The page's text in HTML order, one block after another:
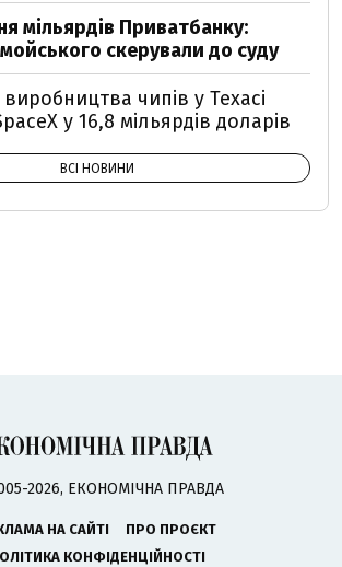
мільярдів Приватбанку:
скерували до суду
чипів у Техасі
у 16,8 мільярдів доларів
ВСІ НОВИНИ
2026, ЕКОНОМІЧНА ПРАВДА
НА САЙТІ
ПРО ПРОЄКТ
КОНФІДЕНЦІЙНОСТІ